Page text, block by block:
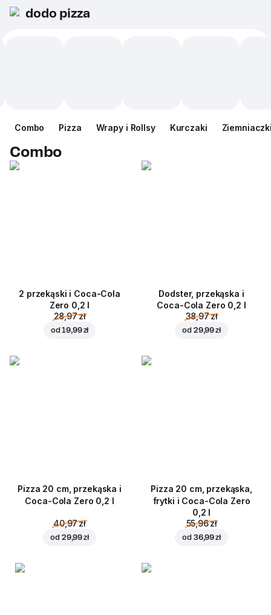
dodo pizza
Сombo Pizza Wrapy i Rollsy Kurczaki
Сombo
2 przekąski i Coca-Cola
Zero 0,2 l
28,97 zł
od19,99 zł
Dodster, przekąska i
Coca-Cola Zero 0,2 l
38,97 zł
od 29,99 zł
Pizza 20 cm, przekąska i
Coca-Cola Zero 0,2 l
40,97 zł
od 29,99 zł
Pizza 20 cm, przekąska,
frytki i Coca-Cola Zero
0,2 l
55,96 zł
od 36,99 zł